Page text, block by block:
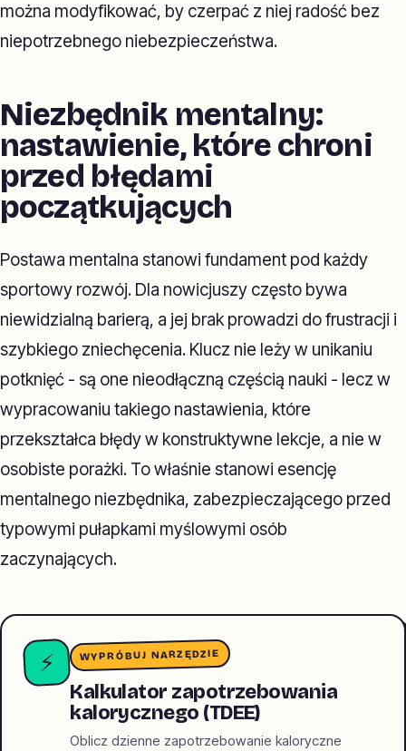
można modyfikować, by czerpać z niej radość bez
niepotrzebnego niebezpieczeństwa.
Niezbędnik mentalny:
nastawienie, które chroni
przed błędami
początkujących
Postawa mentalna stanowi fundament pod każdy
sportowy rozwój. Dla nowicjuszy często bywa
niewidzialną barierą, a jej brak prowadzi do frustracji i
szybkiego zniechęcenia. Klucz nie leży w unikaniu
potknięć - są one nieodłączną częścią nauki - lecz w
wypracowaniu takiego nastawienia, które
przekształca błędy w konstruktywne lekcje, a nie w
osobiste porażki. To właśnie stanowi esencję
mentalnego niezbędnika, zabezpieczającego przed
typowymi pułapkami myślowymi osób
zaczynających.
⚡ WYPRÓBUJ NARZĘDZIE
Kalkulator zapotrzebowania
kalorycznego (TDEE)
Oblicz dzienne zapotrzebowanie kaloryczne